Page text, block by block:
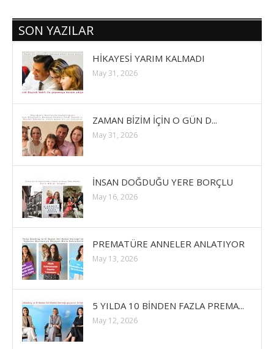
SON YAZILAR
HİKAYESİ YARIM KALMADI
May 31, 2026
ZAMAN BİZİM İÇİN O GÜN D...
May 31, 2026
İNSAN DOĞDUĞU YERE BORÇLU
May 16, 2026
PREMATÜRE ANNELER ANLATIYOR
May 13, 2026
5 YILDA 10 BİNDEN FAZLA PREMA...
May 12, 2026